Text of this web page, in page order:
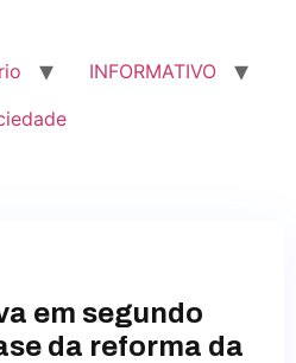
INFORMATIVO
em segundo
da reforma da